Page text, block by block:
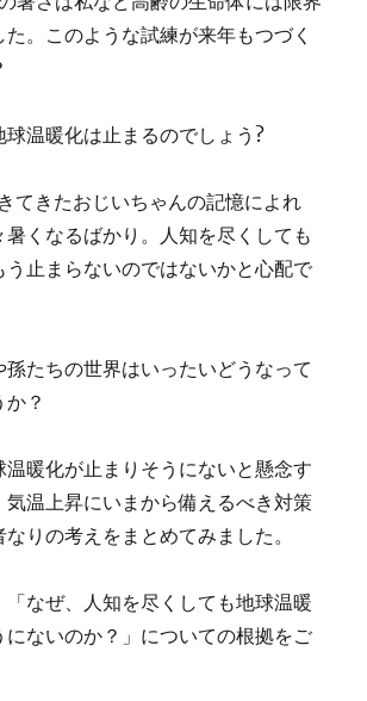
。このような試練が来年もつづく
球温暖化は止まるのでしょう?
てきたおじいちゃんの記憶によれ
暑くなるばかり。人知を尽くしても
う止まらないのではないかと心配で
たちの世界はいったいどうなって
？
温暖化が止まりそうにないと懸念す
気温上昇にいまから備えるべき対策
りの考えをまとめてみました。
「なぜ、人知を尽くしても地球温暖
にないのか？」についての根拠をご